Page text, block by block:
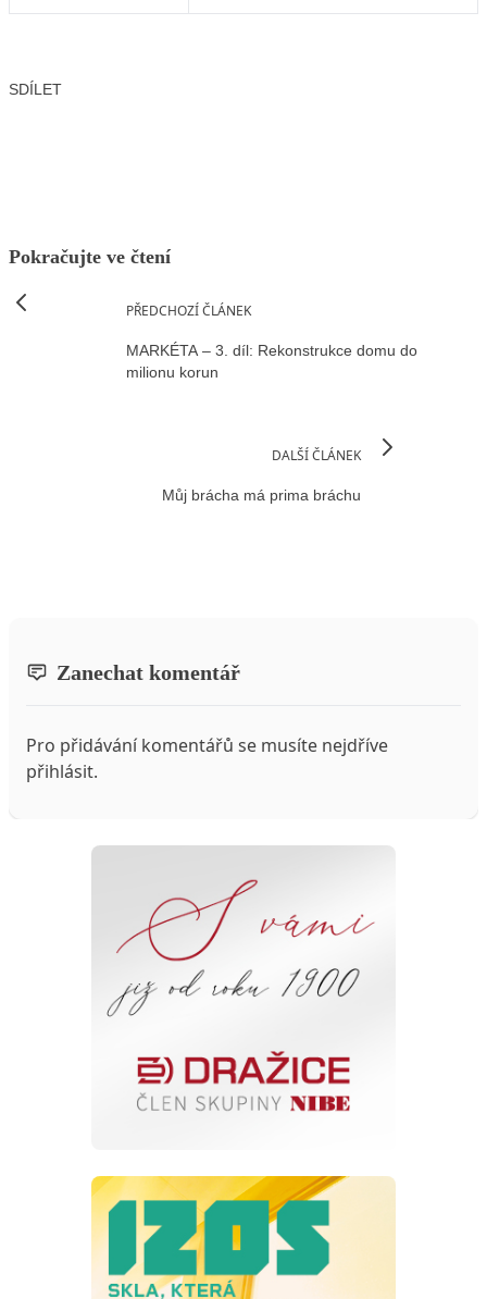
SDÍLET
Pokračujte ve čtení
PŘEDCHOZÍ ČLÁNEK
MARKÉTA – 3. díl: Rekonstrukce domu do
milionu korun
DALŠÍ ČLÁNEK
Můj brácha má prima bráchu
Zanechat komentář
Pro přidávání komentářů se musíte nejdříve
přihlásit.